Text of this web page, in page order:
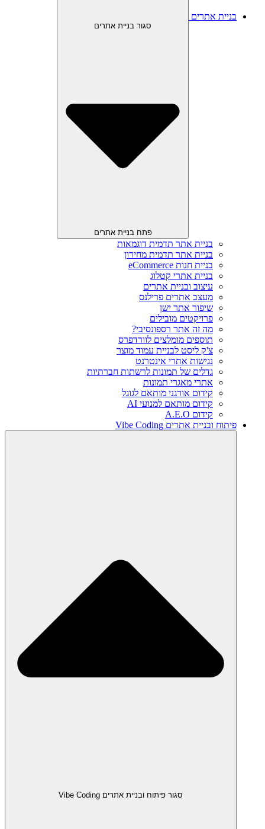
בניית אתרים
סגור בניית אתרים
פתח בניית אתרים
בניית אתר תדמית דוגמאות
בניית אתר תדמית מחירון
בניית חנות eCommerce
בניית אתרי קטלוג
עיצוב ובניית אתרים
מעצב אתרים פרילנס
שיפור אתר ישן
פרויקטים מובילים
מה זה אתר רספונסיבי?
תוספים מומלצים לוורדפרס
צ'ק ליסט לבניית עמוד מוצר
נגישות אתרי אינטרנט
גדלים של תמונות לרשתות חברתיות
אתרי מאגרי תמונות
קידום אורגני מותאם לגוגל
קידום מותאם למנועי AI
קידום A.E.O
פיתוח ובניית אתרים Vibe Coding
סגור פיתוח ובניית אתרים Vibe Coding